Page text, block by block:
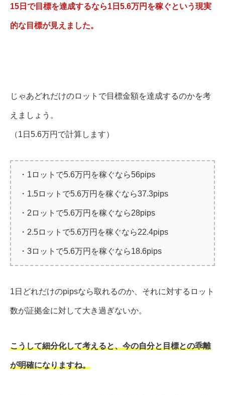
15日で目標を達成するなら1日5.6万円を稼ぐという現実
的な目標が見えました。
じゃあどれだけのロットで目標金額を達成するのかを考
えましょう。
（1日5.6万円で計算します）
・1ロットで5.6万円を稼ぐなら56pips
・1.5ロットで5.6万円を稼ぐなら37.3pips
・2ロットで5.6万円を稼ぐなら28pips
・2.5ロットで5.6万円を稼ぐなら22.4pips
・3ロットで5.6万円を稼ぐなら18.6pips
1日どれだけのpipsなら取れるのか、それに対するロット
数が証拠金に対して大き過ぎないか。
こうして細分化して考えると、今の自分と目標との乖離
が明確になりますね。